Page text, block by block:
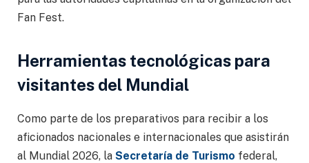
Fan Fest.
Herramientas tecnológicas para
visitantes del Mundial
Como parte de los preparativos para recibir a los
aficionados nacionales e internacionales que asistirán
al Mundial 2026, la Secretaría de Turismo federal,